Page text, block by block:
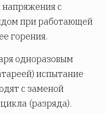
напряжения с
при работающей
горения.
одноразовым
испытание
с заменой
(разряда).